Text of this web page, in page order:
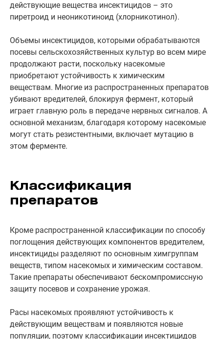
действующие вещества инсектицидов – это
пиретроид и неоникотиноид (хлорникотинол).
Объемы инсектицидов, которыми обрабатываются
посевы сельскохозяйственных культур во всем мире
продолжают расти, поскольку насекомые
приобретают устойчивость к химическим
веществам. Многие из распространенных препаратов
убивают вредителей, блокируя фермент, который
играет главную роль в передаче нервных сигналов. А
основной механизм, благодаря которому насекомые
могут стать резистентными, включает мутацию в
этом ферменте.
Классификация
препаратов
Кроме распространенной классификации по способу
поглощения действующих компонентов вредителем,
инсектициды разделяют по основным химгруппам
веществ, типом насекомых и химическим составом.
Такие препараты обеспечивают бескомпромиссную
защиту посевов и сохранение урожая.
Расы насекомых проявляют устойчивость к
действующим веществам и появляются новые
популяции, поэтому классификации инсектицидов